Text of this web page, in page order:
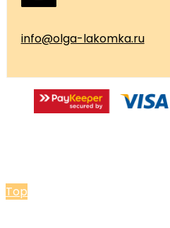
info@olga-lakomka.ru
Top